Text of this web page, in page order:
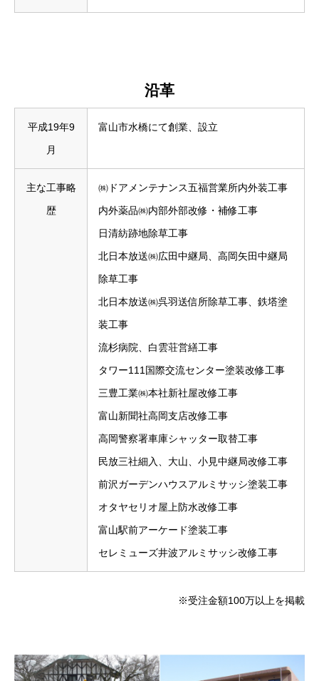
沿革
平成19年9
月
富山市水橋にて創業、設立
主な工事略
歴
㈱ドアメンテナンス五福営業所内外装工事
内外薬品㈱内部外部改修・補修工事
日清紡跡地除草工事
北日本放送㈱広田中継局、高岡矢田中継局
除草工事
北日本放送㈱呉羽送信所除草工事、鉄塔塗
装工事
流杉病院、白雲荘営繕工事
タワー111国際交流センター塗装改修工事
三豊工業㈱本社新社屋改修工事
富山新聞社高岡支店改修工事
高岡警察署車庫シャッター取替工事
民放三社細入、大山、小見中継局改修工事
前沢ガーデンハウスアルミサッシ塗装工事
オタヤセリオ屋上防水改修工事
富山駅前アーケード塗装工事
セレミューズ井波アルミサッシ改修工事
※受注金額100万以上を掲載